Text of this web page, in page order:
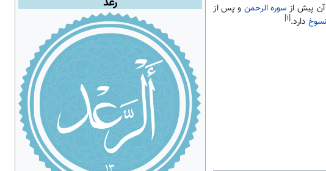
آن پیش از سوره الرحمن و پس از
دارد.[۱]